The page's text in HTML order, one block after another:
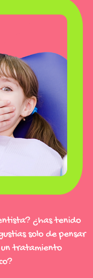
¿has tenido
solo de pensar
tratamiento